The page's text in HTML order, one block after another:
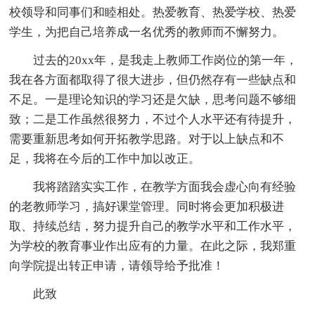
校领导和同事们和睦相处。热爱教育、热爱学校、热爱
学生，为把自己培养成一名优秀的教师而不懈努力。
过去的20xx年，是我走上教师工作岗位的第一年，
我在各方面都取得了很大进步，但仍然存有一些缺点和
不足。一是理论知识的学习还是欠缺，思考问题不够细
致；二是工作虽然很努力，不过个人水平还有待提升，
需要重新思考如何开拓教学思路。对于以上缺点和不
足，我将在今后的工作中加以改正。
我将踏踏实实工作，在教学方面我会虚心向有经验
的老教师学习，搞好课堂管理。同时将会更加积极进
取、持续总结，努力提升自己的教学水平和工作水平，
为学校的教育事业作出应有的力量。在此之际，我郑重
向学院提出转正申请，请领导给予批准！
此致